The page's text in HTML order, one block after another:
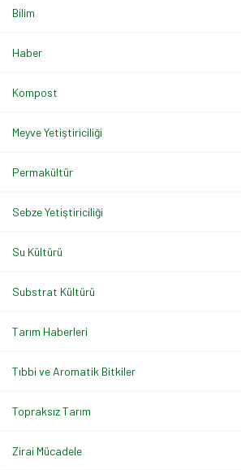
Bilim
Haber
Kompost
Meyve Yetiştiriciliği
Permakültür
Sebze Yetiştiriciliği
Su Kültürü
Substrat Kültürü
Tarım Haberleri
Tıbbi ve Aromatik Bitkiler
Topraksız Tarım
Zirai Mücadele